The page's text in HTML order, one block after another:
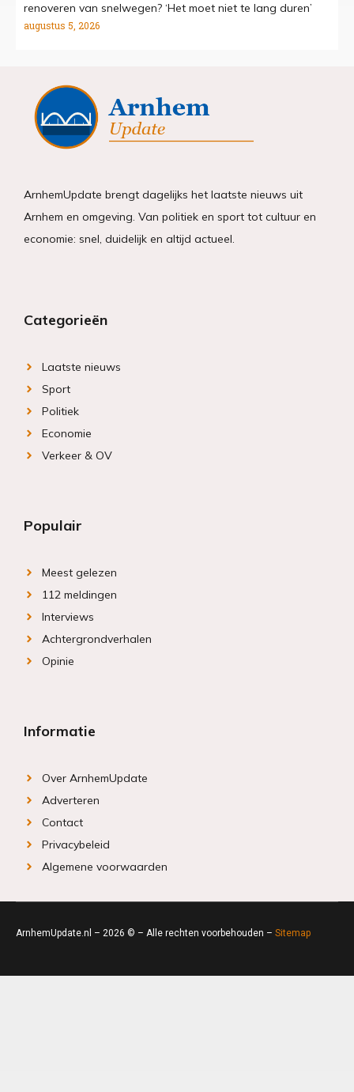
renoveren van snelwegen? ‘Het moet niet te lang duren’
augustus 5, 2026
ArnhemUpdate brengt dagelijks het laatste nieuws uit
Arnhem en omgeving. Van politiek en sport tot cultuur en
economie: snel, duidelijk en altijd actueel.
Categorieën
Laatste nieuws
Sport
Politiek
Economie
Verkeer & OV
Populair
Meest gelezen
112 meldingen
Interviews
Achtergrondverhalen
Opinie
Informatie
Over ArnhemUpdate
Adverteren
Contact
Privacybeleid
Algemene voorwaarden
ArnhemUpdate.nl – 2026 © – Alle rechten voorbehouden – Sitemap